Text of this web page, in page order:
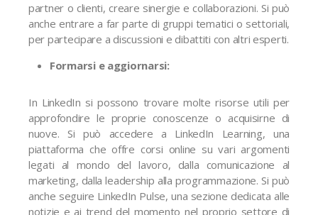
partner o clienti, creare sinergie e collaborazioni. Si può
anche entrare a far parte di gruppi tematici o settoriali,
per partecipare a discussioni e dibattiti con altri esperti.
Formarsi e aggiornarsi:
In LinkedIn si possono trovare molte risorse utili per
approfondire le proprie conoscenze o acquisirne di
nuove. Si può accedere a LinkedIn Learning, una
piattaforma che offre corsi online su vari argomenti
legati al mondo del lavoro, dalla comunicazione al
marketing, dalla leadership alla programmazione. Si può
anche seguire LinkedIn Pulse, una sezione dedicata alle
notizie e ai trend del momento nel proprio settore di